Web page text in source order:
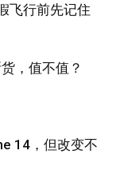
飞行前先记住
，值不值？
14，但改变不